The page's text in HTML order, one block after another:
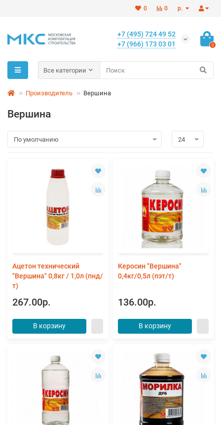
р.
0
0
+7 (495) 724 49 52
+7 (966) 173 03 01
0
Все категории
Производитель Вершина
Вершина
Ацетон технический
"Вершина" 0,8кг / 1,0л (пнд/
т)
267.00р.
В корзину
Керосин "Вершина"
0,4кг/0,5л (пэт/т)
136.00р.
В корзину